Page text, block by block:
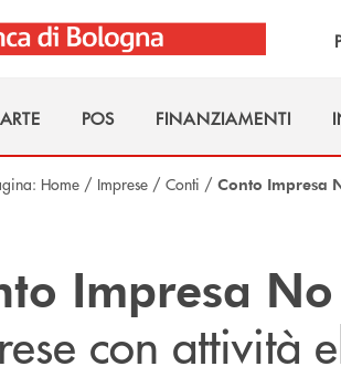
POS
FINANZIAMENTI
Home / Imprese / Conti / Conto Impresa
Impresa
con attività